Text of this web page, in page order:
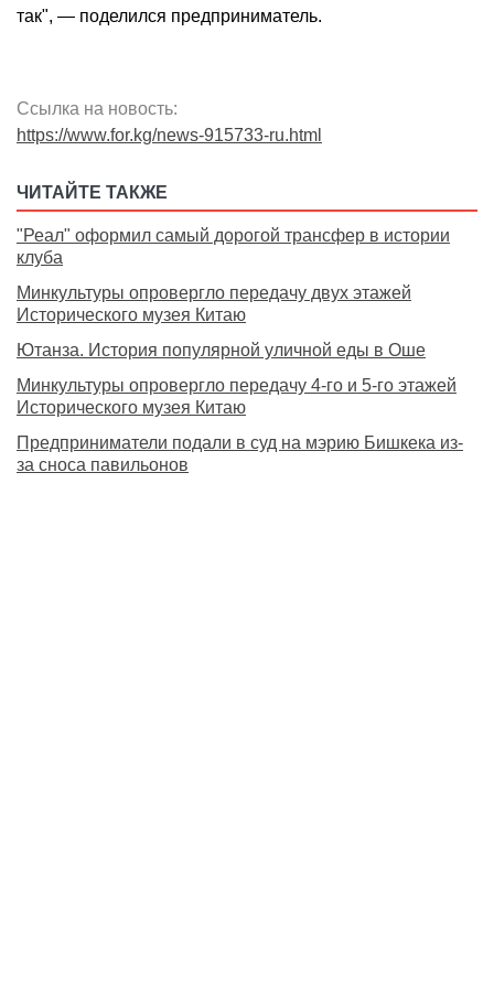
так", — поделился предприниматель.
Ссылка на новость:
https://www.for.kg/news-915733-ru.html
ЧИТАЙТЕ ТАКЖЕ
"Реал" оформил самый дорогой трансфер в истории
клуба
Минкультуры опровергло передачу двух этажей
Исторического музея Китаю
Ютанза. История популярной уличной еды в Оше
Минкультуры опровергло передачу 4-го и 5-го этажей
Исторического музея Китаю
Предприниматели подали в суд на мэрию Бишкека из-
за сноса павильонов